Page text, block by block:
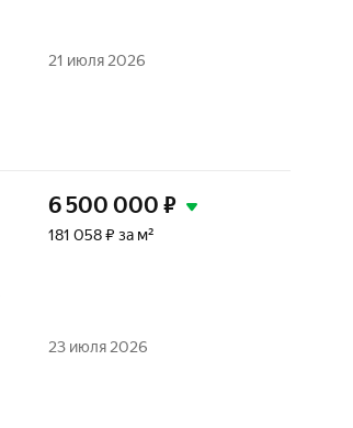
21 июля 2026
6 500 000 ₽
181 058 ₽ за м²
23 июля 2026